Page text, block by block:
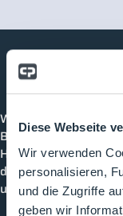
Diese Webseite
Wir verwenden
personalisieren,
und die Zugriffe
geben wir
Cleanroom
Willkommen bei
Branchenplattform
Hier bleibst du
dich mit anderen
und Events der